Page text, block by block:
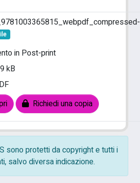
in Post-print
kB
Richiedi una copia
sono protetti da copyright e tutti i
salvo diversa indicazione.